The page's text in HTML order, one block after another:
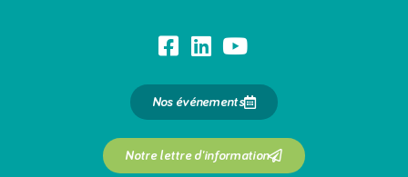
Nos événements
Notre lettre d'information